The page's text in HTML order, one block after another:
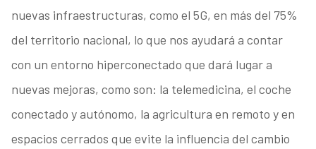
nuevas infraestructuras, como el 5G, en más del 75%
del territorio nacional, lo que nos ayudará a contar
con un entorno hiperconectado que dará lugar a
nuevas mejoras, como son: la telemedicina, el coche
conectado y autónomo, la agricultura en remoto y en
espacios cerrados que evite la influencia del cambio